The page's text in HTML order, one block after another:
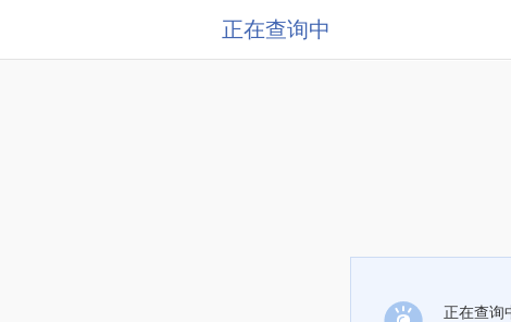
正在查询中
正在查询